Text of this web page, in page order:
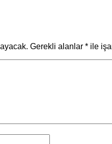
Gerekli alanlar * ile